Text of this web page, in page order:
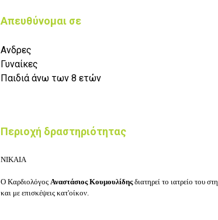
Απευθύνομαι σε
Ανδρες
Γυναίκες
Παιδιά άνω των 8 ετών
Περιοχή δραστηριότητας
ΝΙΚΑΙΑ
Ο Καρδιολόγος Αναστάσιος Κουμουλίδηςδιατηρεί το ιατρείο του στη
και με επισκέψεις κατ'οίκον.